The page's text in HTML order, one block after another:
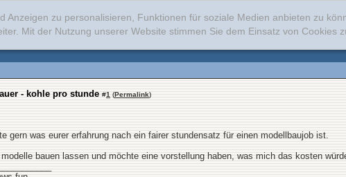
Anzeigen zu personalisieren, Funktionen für soziale Medien anbieten zu
Mit der Nutzung unserer Website stimmen Sie dem Einsatz von Cookies
- kohle pro stunde #1 (Permalink)
gern was eurer erfahrung nach ein fairer stundensatz für einen modellbaujob ist.
bauen lassen und möchte eine vorstellung haben, was mich das kosten